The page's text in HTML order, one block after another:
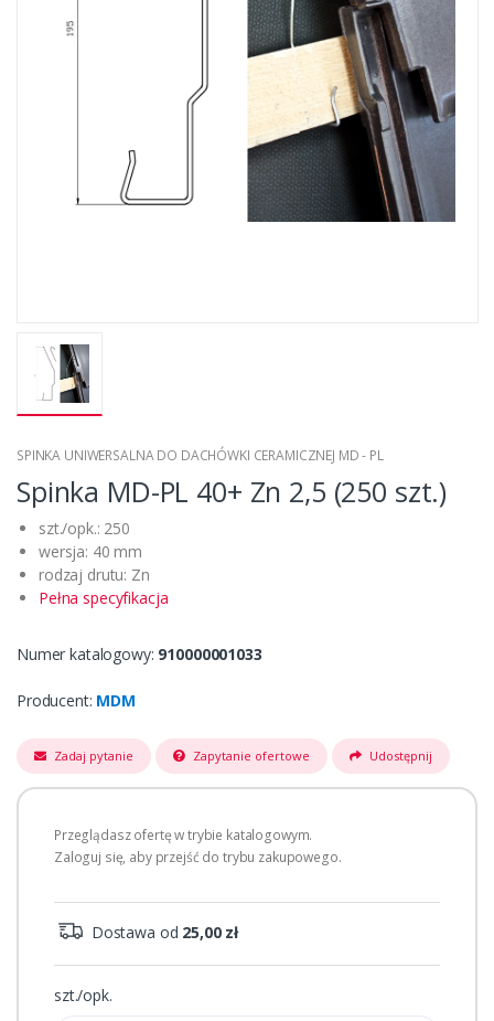
SPINKA UNIWERSALNA DO DACHÓWKI CERAMICZNEJ MD - PL
Spinka MD-PL 40+ Zn 2,5 (250 szt.)
szt./opk.: 250
wersja: 40 mm
rodzaj drutu: Zn
Pełna specyfikacja
Numer katalogowy: 910000001033
Producent: MDM
Zadaj pytanie Zapytanie ofertowe Udostępnij
Przeglądasz ofertę w trybie katalogowym.
Zaloguj się, aby przejść do trybu zakupowego.
Dostawa od 25,00 zł
szt./opk.